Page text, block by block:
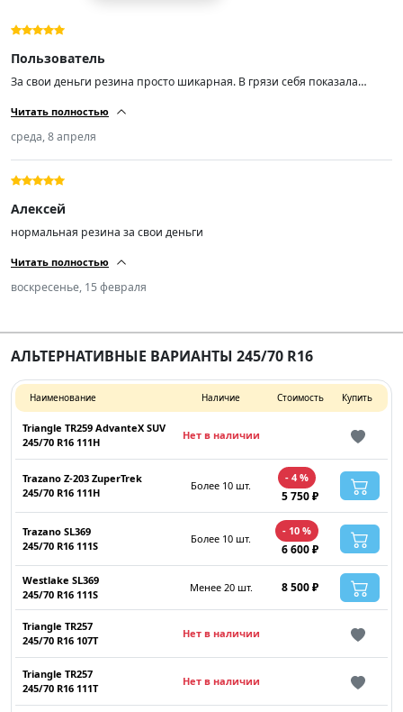
Пользователь
За свои деньги резина просто шикарная. В грязи себя показала
лёгкостью. На асфальте да чуть шумновато, но и резина не шоссейка.
Катаюсь две недели, во всех условиях снег, грязь, лёд, асфальт.
Устраивает полностью. резину и продавца рекомендую.
Читать полностью
среда, 8 апреля
Алексей
нормальная резина за свои деньги
Читать полностью
воскресенье, 15 февраля
АЛЬТЕРНАТИВНЫЕ ВАРИАНТЫ 245/70 R16
Наименование Наличие Стоимость Купить
Triangle TR259 AdvanteX SUV
245/70 R16 111H
Нет в наличии
Trazano Z-203 ZuperTrek
245/70 R16 111H
Более 10 шт.
- 4 %
5 750 ₽
Trazano SL369
245/70 R16 111S
Более 10 шт.
- 10 %
6 600 ₽
Westlake SL369
245/70 R16 111S
Менее 20 шт. 8 500 ₽
Triangle TR257
245/70 R16 107T
Нет в наличии
Triangle TR257
245/70 R16 111T
Нет в наличии